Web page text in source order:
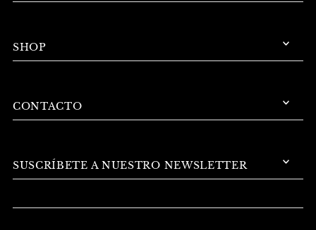
SHOP
CONTACTO
SUSCRÍBETE A NUESTRO NEWSLETTER